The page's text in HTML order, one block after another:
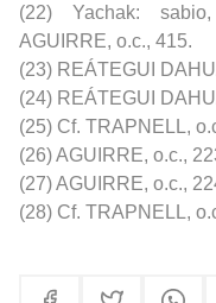
(22) Yachak:
AGUIRRE, o.c., 415.
(23) REÁTEGUI
(24) REÁTEGUI
(25) Cf. TRAPNELL,
(26) AGUIRRE, o.c.,
(27) AGUIRRE, o.c.,
(28) Cf. TRAPNELL,